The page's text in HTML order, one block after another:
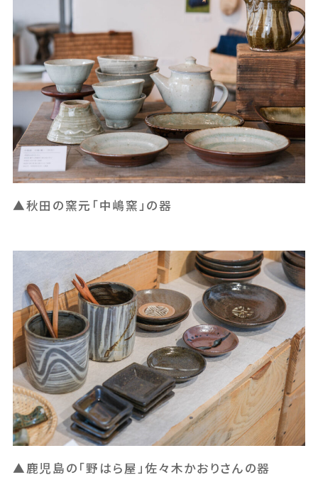
▲秋田の窯元「中嶋窯」の器
▲鹿児島の「野はら屋」佐々木かおりさんの器